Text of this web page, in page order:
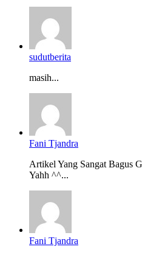
sudutberita
masih...
Fani Tjandra
Artikel Yang Sangat Bagus
Yahh ^^...
Fani Tjandra